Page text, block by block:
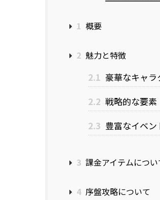
1 概要
2 魅力と特徴
2.1 豪華なキャラ
2.2 戦略的な要素
2.3 豊富なイベン
3 課金アイテムについ
4 序盤攻略について